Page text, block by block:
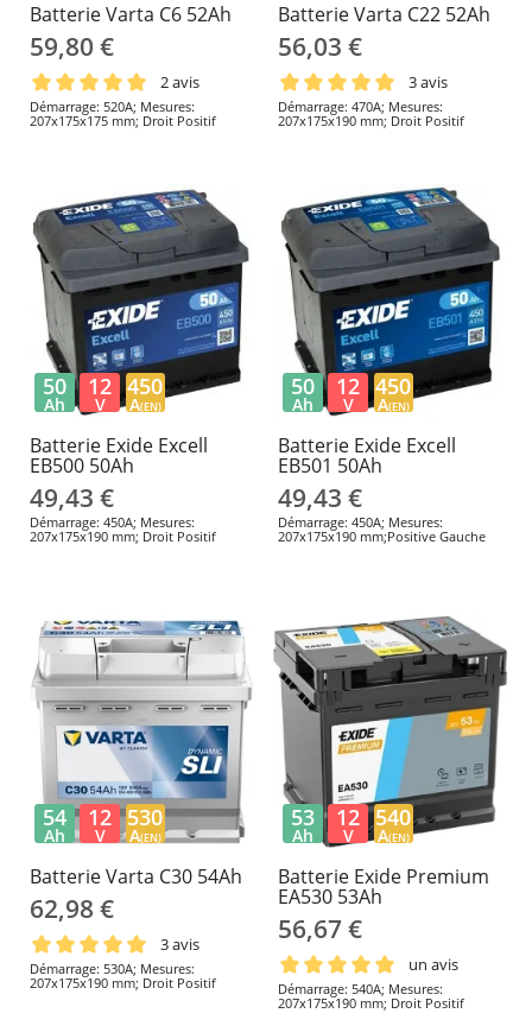
Batterie Varta C6 52Ah
59,80 €
2 avis
Démarrage: 520A; Mesures:
207x175x175 mm; Droit Positif
Batterie Varta C22 52Ah
56,03 €
3 avis
Démarrage: 470A; Mesures:
207x175x190 mm; Droit Positif
Batterie Exide Excell
EB500 50Ah
49,43 €
Démarrage: 450A; Mesures:
207x175x190 mm; Droit Positif
50
Ah
12
V
450
A(EN)
Batterie Exide Excell
EB501 50Ah
49,43 €
Démarrage: 450A; Mesures:
207x175x190 mm;Positive Gauche
50
Ah
12
V
450
A(EN)
Batterie Varta C30 54Ah
62,98 €
3 avis
Démarrage: 530A; Mesures:
207x175x190 mm; Droit Positif
54
Ah
12
V
530
A(EN)
Batterie Exide Premium
EA530 53Ah
56,67 €
un avis
Démarrage: 540A; Mesures:
207x175x190 mm; Droit Positif
53
Ah
12
V
540
A(EN)